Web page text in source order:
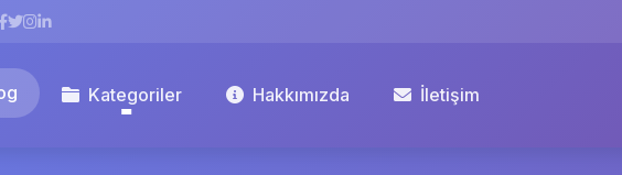
Kategoriler Hakkımızda İletişim